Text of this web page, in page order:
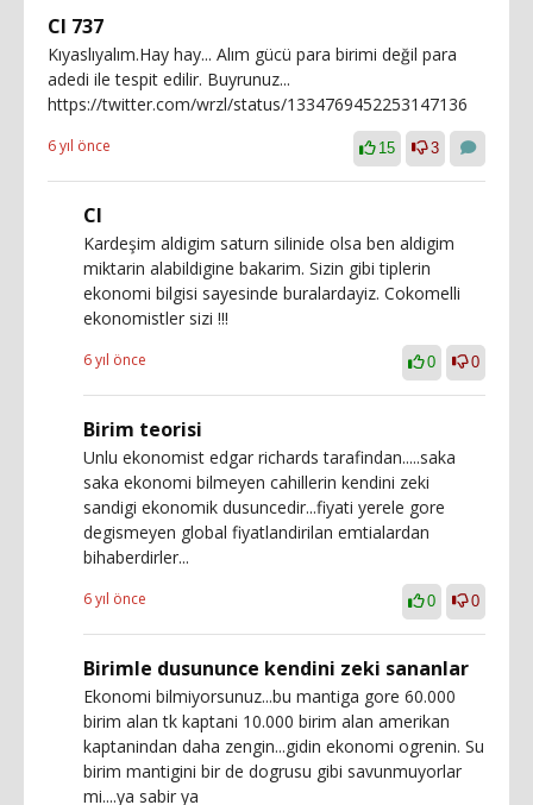
CI 737
Kıyaslıyalım.Hay hay... Alım gücü para birimi değil para
adedi ile tespit edilir. Buyrunuz...
https://twitter.com/wrzl/status/1334769452253147136
6 yıl önce 15 3
CI
Kardeşim aldigim saturn silinide olsa ben aldigim
miktarin alabildigine bakarim. Sizin gibi tiplerin
ekonomi bilgisi sayesinde buralardayiz. Cokomelli
ekonomistler sizi !!!
6 yıl önce 0 0
Birim teorisi
Unlu ekonomist edgar richards tarafindan.....saka
saka ekonomi bilmeyen cahillerin kendini zeki
sandigi ekonomik dusuncedir...fiyati yerele gore
degismeyen global fiyatlandirilan emtialardan
bihaberdirler...
6 yıl önce 0 0
Birimle dusununce kendini zeki sananlar
Ekonomi bilmiyorsunuz...bu mantiga gore 60.000
birim alan tk kaptani 10.000 birim alan amerikan
kaptanindan daha zengin...gidin ekonomi ogrenin. Su
birim mantigini bir de dogrusu gibi savunmuyorlar
mi....ya sabir ya